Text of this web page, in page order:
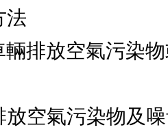
法
空氣污染物及